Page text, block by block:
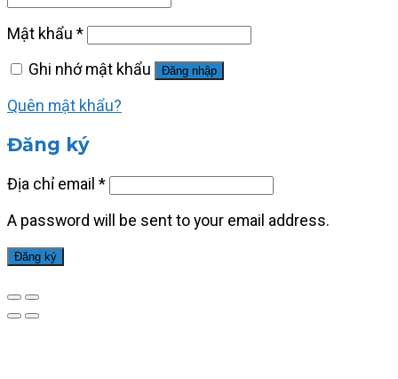
Mật khẩu *
Ghi nhớ mật khẩu
Đăng nhập
Quên mật khẩu?
Đăng ký
Địa chỉ email *
A password will be sent to your email address.
Đăng ký